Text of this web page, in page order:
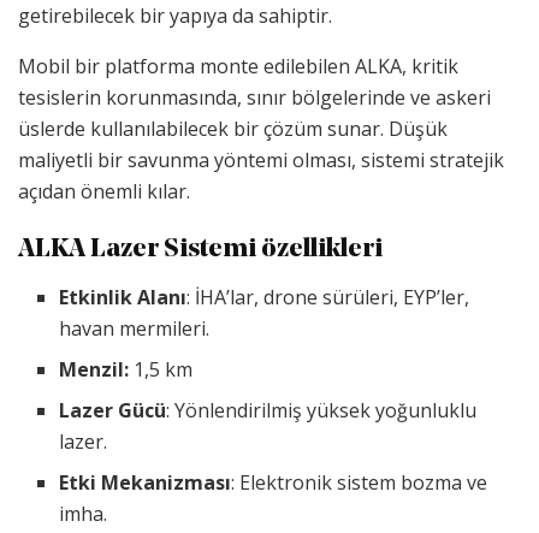
getirebilecek bir yapıya da sahiptir.
Mobil bir platforma monte edilebilen ALKA, kritik
tesislerin korunmasında, sınır bölgelerinde ve askeri
üslerde kullanılabilecek bir çözüm sunar. Düşük
maliyetli bir savunma yöntemi olması, sistemi stratejik
açıdan önemli kılar.
ALKA Lazer Sistemi özellikleri
Etkinlik Alanı: İHA’lar, drone sürüleri, EYP’ler,
havan mermileri.
Menzil: 1,5 km
Lazer Gücü: Yönlendirilmiş yüksek yoğunluklu
lazer.
Etki Mekanizması: Elektronik sistem bozma ve
imha.